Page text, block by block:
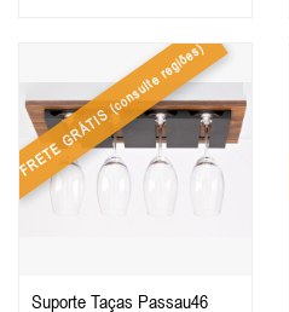
FRETE GRÁTIS
(consulte regiões)
Suporte Taças Passau46